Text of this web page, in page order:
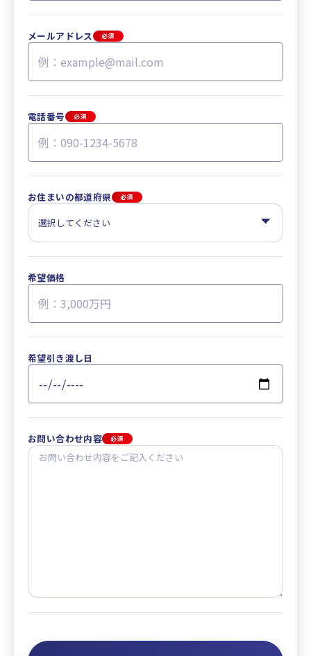
メールアドレス 必須
電話番号 必須
お住まいの都道府県 必須
希望価格
希望引き渡し日
お問い合わせ内容 必須